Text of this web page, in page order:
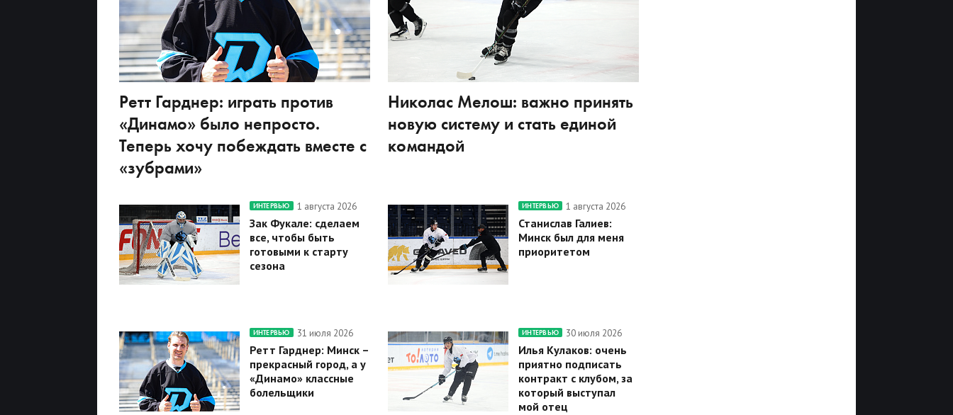
Ретт Гарднер: играть против
«Динамо» было непросто.
Теперь хочу побеждать вместе с
«зубрами»
Николас Мелош: важно принять
новую систему и стать единой
командой
ИНТЕРВЬЮ 1 августа 2026
Зак Фукале: сделаем
все, чтобы быть
готовыми к старту
сезона
ИНТЕРВЬЮ 1 августа 2026
Станислав Галиев:
Минск был для меня
приоритетом
ИНТЕРВЬЮ 31 июля 2026
Ретт Гарднер: Минск –
прекрасный город, а у
«Динамо» классные
болельщики
ИНТЕРВЬЮ 30 июля 2026
Илья Кулаков: очень
приятно подписать
контракт с клубом, за
который выступал
мой отец